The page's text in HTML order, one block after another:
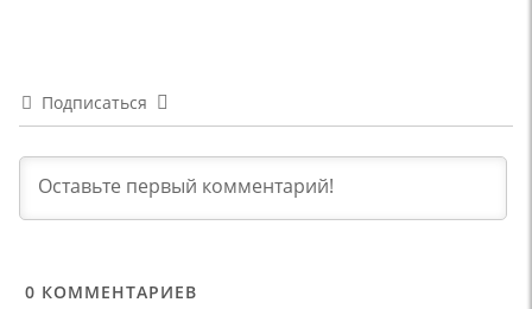
Подписаться
0 КОММЕНТАРИЕВ